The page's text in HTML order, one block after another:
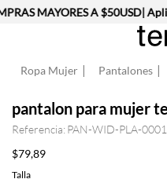
MAYORES A $50USD|
Ropa Mujer Pantalones
pantalon para mujer
Referencia: PAN-WID-PLA-
$79,89
Talla